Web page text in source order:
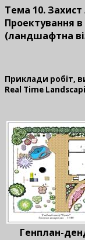
Тема 10.
Проектування
(ландшафтна
Приклади робіт,
Real Time
Генплан-